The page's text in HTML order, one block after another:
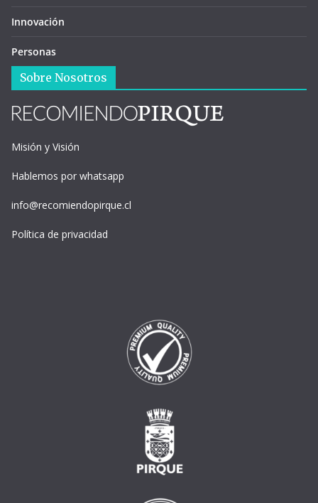
Innovación
Personas
Sobre Nosotros
Misión y Visión
Hablemos por whatsapp
info@recomiendopirque.cl
Política de privacidad